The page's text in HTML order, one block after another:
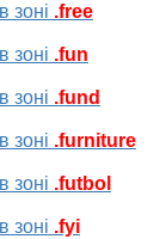
зоні .free
зоні .fun
зоні .fund
зоні .furniture
зоні .futbol
зоні .fyi